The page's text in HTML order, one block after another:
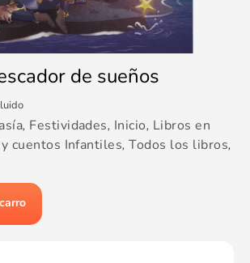
de sueños
, Festividades, Inicio, Libros en
cuentos Infantiles,Todos los libros,